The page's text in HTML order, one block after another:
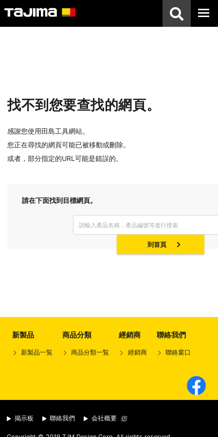
找不到您要查找的網頁。
感謝您使用田島工具網站。
您正在尋找的網頁可能已被移動或刪除。
或者，部分指定的URL可能是錯誤的。
請在下面找到目標網頁。
到首頁
新製品
新製品一覧
商品分類
商品分類一覧
經銷商
經銷商
聯絡我們
聯絡窗口
揭示板 聯絡我們 会社概要